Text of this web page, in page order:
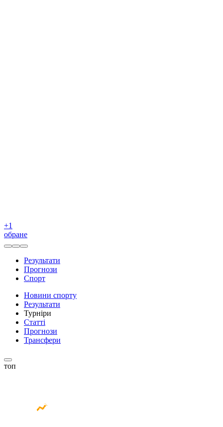
+1
обране
Результати
Прогнози
Спорт
Новини спорту
Результати
Турніри
Статті
Прогнози
Трансфери
топ